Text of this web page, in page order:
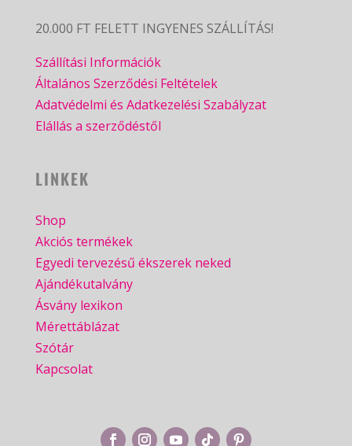
20.000 FT FELETT INGYENES SZÁLLÍTÁS!
Szállítási Információk
Általános Szerződési Feltételek
Adatvédelmi és Adatkezelési Szabályzat
Elállás a szerződéstől
LINKEK
Shop
Akciós termékek
Egyedi tervezésű ékszerek neked
Ajándékutalvány
Ásvány lexikon
Mérettáblázat
Szótár
Kapcsolat